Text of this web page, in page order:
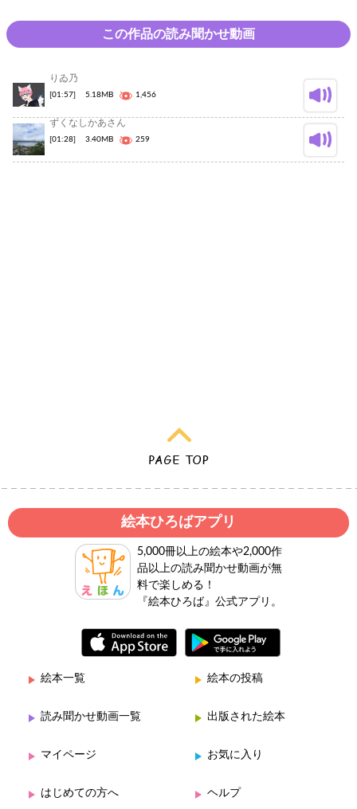
この作品の読み聞かせ動画
りゐ乃
[01:57] 5.18MB 1,456
ずくなしかあさん
[01:28] 3.40MB 259
絵本ひろばアプリ
5,000冊以上の絵本や2,000作
品以上の読み聞かせ動画が無
料で楽しめる！
『絵本ひろば』公式アプリ。
絵本一覧 絵本の投稿
読み聞かせ動画一覧 出版された絵本
マイページ お気に入り
はじめての方へ ヘルプ